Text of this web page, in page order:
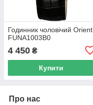
Годинник чоловічий Orient
FUNA1003B0
4 450 ₴
Купити
Про нас